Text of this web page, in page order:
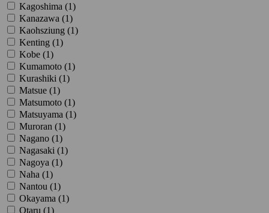
Kagoshima (1)
Kanazawa (1)
Kaohsziung (1)
Kenting (1)
Kobe (1)
Kumamoto (1)
Kurashiki (1)
Matsue (1)
Matsumoto (1)
Matsuyama (1)
Muroran (1)
Nagano (1)
Nagasaki (1)
Nagoya (1)
Naha (1)
Nantou (1)
Okayama (1)
Otaru (1)